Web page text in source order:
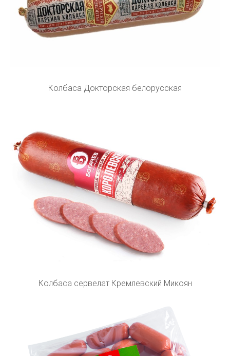
Колбаса Докторская белорусская
Колбаса сервелат Кремлевский Микоян